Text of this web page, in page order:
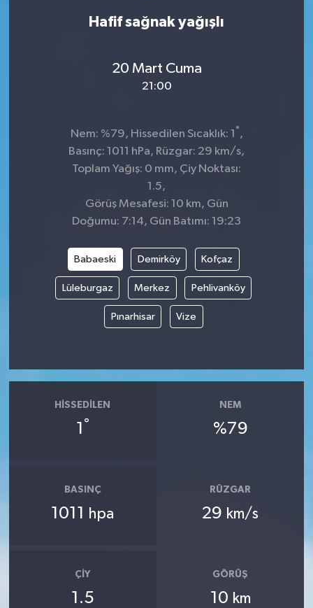
Hafif sağnak yağışlı
20 Mart Cuma
21:00
Nem: %79, Hissedilen Sıcaklık: 1 ° ,
Basınç: 1011 hPa, Rüzgar: 29 km/s,
Toplam Yağış: 0 mm, Çiy Noktası:
1.5,
Görüş Mesafesi: 10 km, Gün
Doğumu: 7:14, Gün Batımı: 19:23
Babaeski Demirköy Kofçaz
Lüleburgaz Merkez Pehlivanköy
Pınarhisar Vize
HISSEDILEN
1 °
NEM
%79
BASINÇ
1011 hpa
RÜZGAR
29 km/s
ÇIY
1.5
GÖRÜŞ
10 km